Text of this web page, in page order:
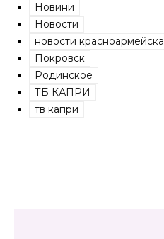
Новини
Новости
новости красноармейска
Покровск
Родинское
ТБ КАПРИ
тв капри